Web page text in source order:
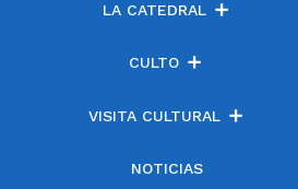
LA CATEDRAL
CULTO
VISITA CULTURAL
NOTICIAS